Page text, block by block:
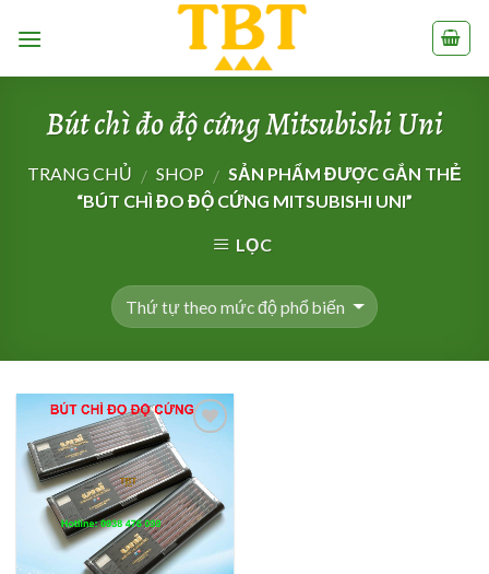
Bút chì đo độ cứng Mitsubishi Uni
TRANG CHỦ / SHOP / SẢN PHẨM ĐƯỢC GẮN THẺ
“BÚT CHÌ ĐO ĐỘ CỨNG MITSUBISHI UNI”
LỌC
Wishlist